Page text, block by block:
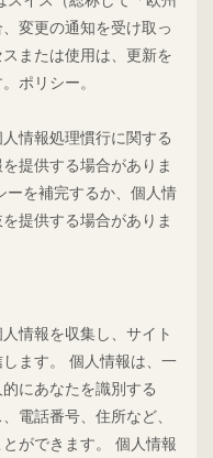
変更の通知を受け取っ
または使用は、更新を
ポリシー。
情報処理慣行に関する
提供する場合がありま
ーを補完するか、個人情
提供する場合がありま
情報を収集し、サイト
ます。 個人情報は、一
にあなたを識別する
電話番号、住所など、
ができます。 個人情報